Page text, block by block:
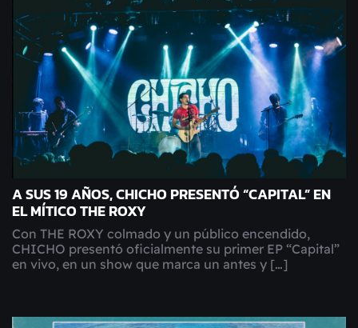
A SUS 19 AÑOS, CHICHO PRESENTÓ “CAPITAL” EN
EL MÍTICO THE ROXY
Con THE ROXY colmado y un público encendido,
CHICHO presentó oficialmente su primer EP “Capital”
en vivo, en un show que marca un antes y […]